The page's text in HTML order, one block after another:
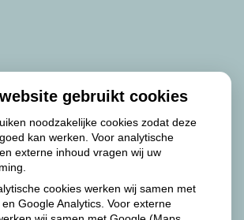
weekenddiensten worden
de Martini Apotheek.
is als volgt te bereiken:
gebruikt cookies
noodzakelijke cookies zodat deze
kan werken. Voor analytische
externe inhoud vragen wij uw
cookies werken wij samen met
Google Analytics. Voor externe